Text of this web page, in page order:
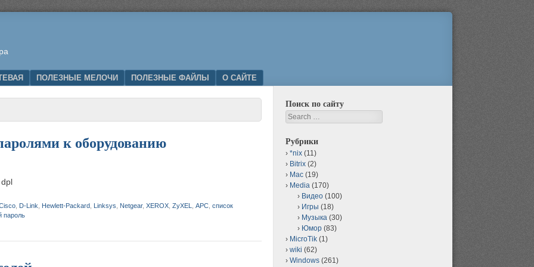
ПОЛЕЗНЫЕ МЕЛОЧИ ПОЛЕЗНЫЕ ФАЙЛЫ О САЙТЕ
к оборудованию
dpl
D-Link Hewlett-Packard Linksys Netgear, XEROX ZyXEL АPC список
пароль
Поиск по сайту
Search
Рубрики
*nix (11)
Bitrix (2)
Mac (19)
Media (170)
Видео (100)
Игры (18)
Музыка (30)
Юмор (83)
MicroTik (1)
wiki (62)
Windows (261)